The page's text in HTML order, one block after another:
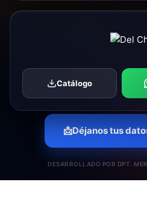
Catálogo
📩Déjanos tus
DESARROLLADO POR DPT.